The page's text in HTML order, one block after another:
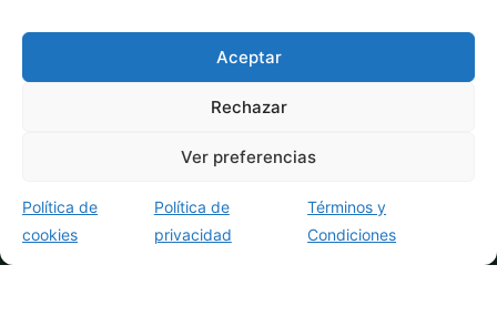
Aceptar
Rechazar
Ver preferencias
Política de
cookies
Política de
privacidad
Términos y
Condiciones
Eventos
Calendarios